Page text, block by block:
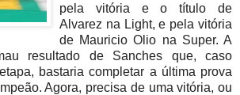
pela vitória e o título de
Alvarez na Light, e pela vitória
de Mauricio Olio na Super. A
resultado de Sanches que, caso
bastaria completar a última prova
Agora, precisa de uma vitória, ou